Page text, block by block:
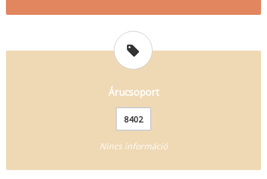
Árucsoport
8402
Nincs információ